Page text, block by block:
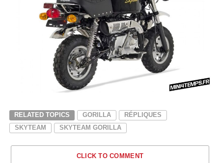
RELATED TOPICS GORILLA
RÉPLIQUES
SKYTEAM
SKYTEAM GORILLA
CLICK TO COMMENT